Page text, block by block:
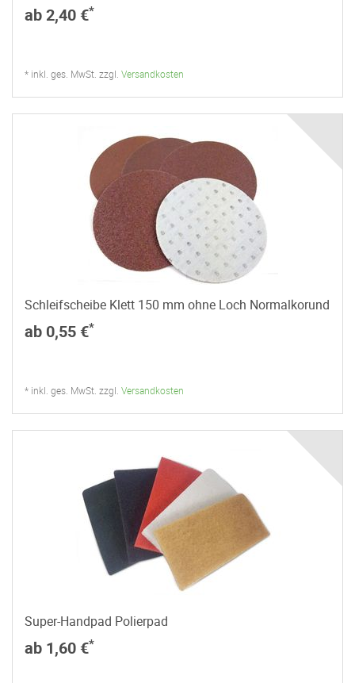
ab 2,40 €*
* inkl. ges. MwSt. zzgl. Versandkosten
Schleifscheibe Klett 150 mm ohne Loch Normalkorund
ab 0,55 €*
* inkl. ges. MwSt. zzgl. Versandkosten
Super-Handpad Polierpad
ab 1,60 €*